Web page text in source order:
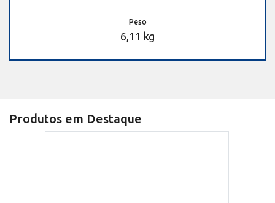
Peso
6,11 kg
Produtos em Destaque